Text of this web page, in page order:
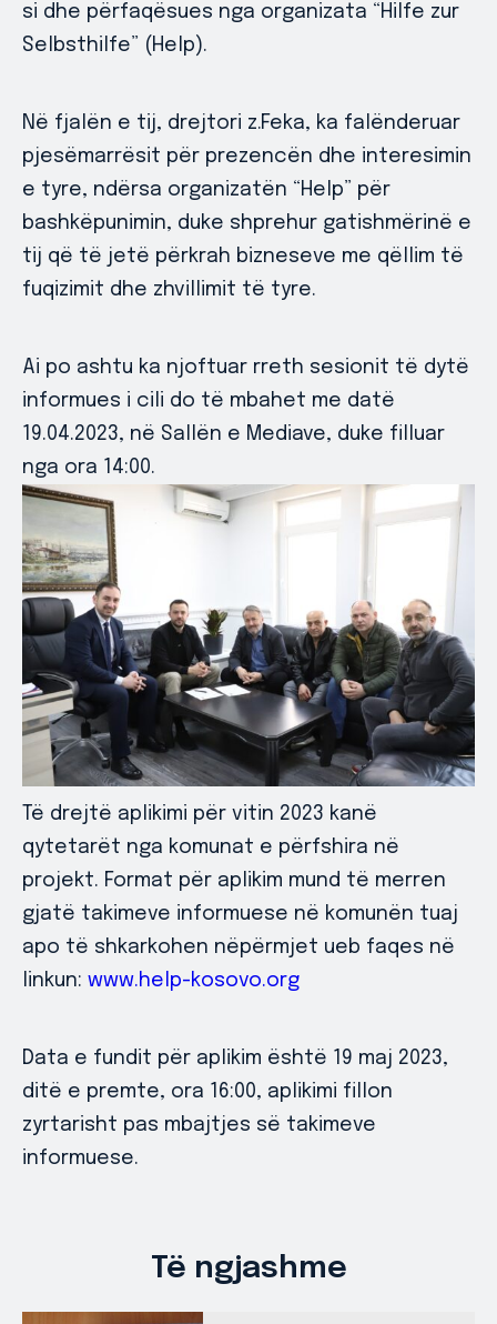
si dhe përfaqësues nga organizata “Hilfe zur
Selbsthilfe” (Help).
Në fjalën e tij, drejtori z.Feka, ka falënderuar
pjesëmarrësit për prezencën dhe interesimin
e tyre, ndërsa organizatën “Help” për
bashkëpunimin, duke shprehur gatishmërinë e
tij që të jetë përkrah bizneseve me qëllim të
fuqizimit dhe zhvillimit të tyre.
Ai po ashtu ka njoftuar rreth sesionit të dytë
informues i cili do të mbahet me datë
19.04.2023, në Sallën e Mediave, duke filluar
nga ora 14:00.
Të drejtë aplikimi për vitin 2023 kanë
qytetarët nga komunat e përfshira në
projekt. Format për aplikim mund të merren
gjatë takimeve informuese në komunën tuaj
apo të shkarkohen nëpërmjet ueb faqes në
linkun: www.help-kosovo.org
Data e fundit për aplikim është 19 maj 2023,
ditë e premte, ora 16:00, aplikimi fillon
zyrtarisht pas mbajtjes së takimeve
informuese.
Të ngjashme